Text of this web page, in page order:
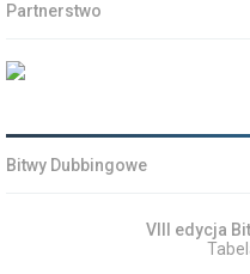
Partnerstwo
Bitwy Dubbingowe
VIII edycja